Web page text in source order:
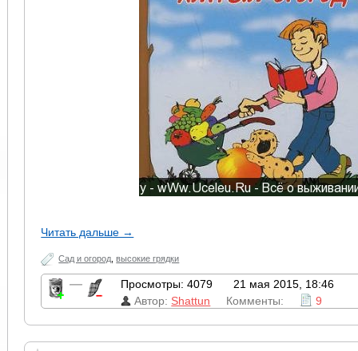
Читать дальше →
Сад и огород ,высокие грядки
— Просмотры: 4079
21 мая 2015, 18:46
Автор: Shattun Комменты: 9